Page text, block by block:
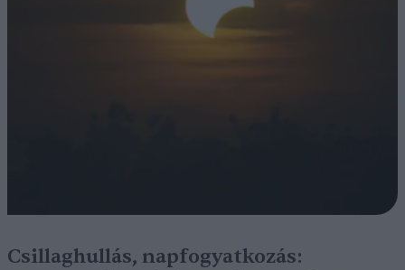
Csillaghullás, napfogyatkozás: